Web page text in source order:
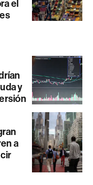
el
y
a